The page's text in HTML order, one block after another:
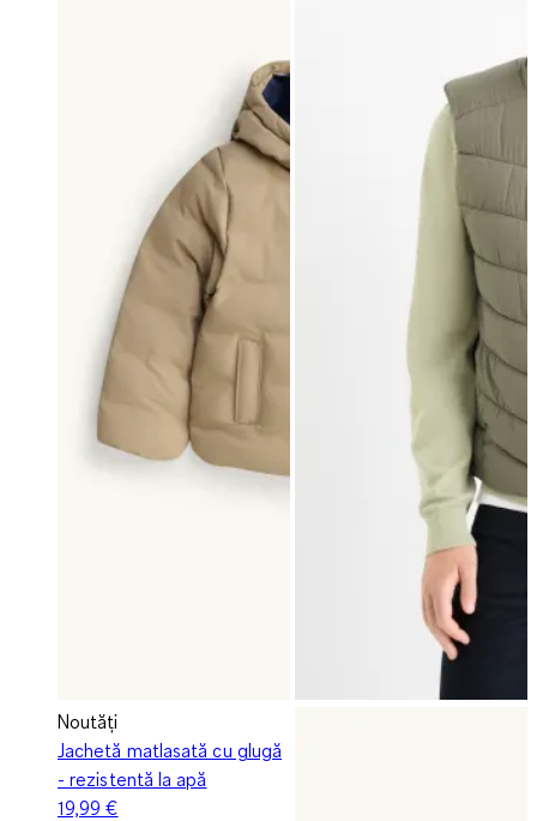
Noutăți
Jachetă matlasată cu glugă
- rezistentă la apă
19,99 €